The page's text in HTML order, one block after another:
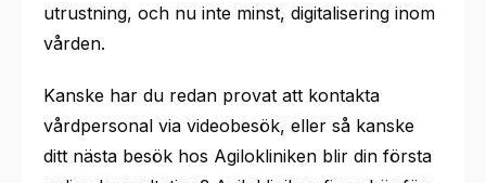
utrustning, och nu inte minst, digitalisering inom
vården.
Kanske har du redan provat att kontakta
vårdpersonal via videobesök, eller så kanske
ditt nästa besök hos Agilokliniken blir din första